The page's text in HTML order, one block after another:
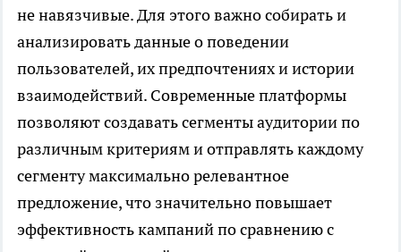
не навязчивые. Для этого важно собирать и
анализировать данные о поведении
пользователей, их предпочтениях и истории
взаимодействий. Современные платформы
позволяют создавать сегменты аудитории по
различным критериям и отправлять каждому
сегменту максимально релевантное
предложение, что значительно повышает
эффективность кампаний по сравнению с